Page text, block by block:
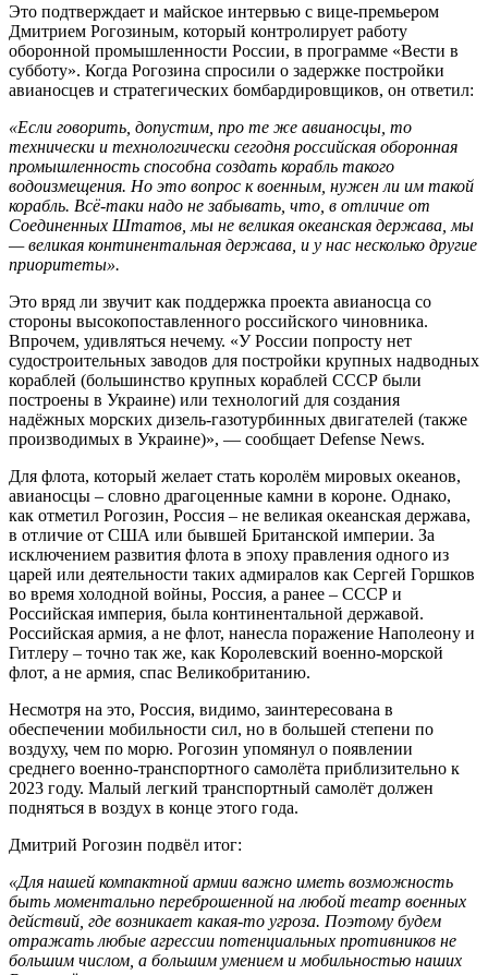
Это подтверждает и майское интервью с вице-премьером
Дмитрием Рогозиным, который контролирует работу
оборонной промышленности России, в программе «Вести в
субботу». Когда Рогозина спросили о задержке постройки
авианосцев и стратегических бомбардировщиков, он ответил:
«Если говорить, допустим, про те же авианосцы, то
технически и технологически сегодня российская оборонная
промышленность способна создать корабль такого
водоизмещения. Но это вопрос к военным, нужен ли им такой
корабль. Всё-таки надо не забывать, что, в отличие от
Соединенных Штатов, мы не великая океанская держава, мы
— великая континентальная держава, и у нас несколько другие
приоритеты».
Это вряд ли звучит как поддержка проекта авианосца со
стороны высокопоставленного российского чиновника.
Впрочем, удивляться нечему. «У России попросту нет
судостроительных заводов для постройки крупных надводных
кораблей (большинство крупных кораблей СССР были
построены в Украине) или технологий для создания
надёжных морских дизель-газотурбинных двигателей (также
производимых в Украине)», — сообщает Defense News.
Для флота, который желает стать королём мировых океанов,
авианосцы – словно драгоценные камни в короне. Однако,
как отметил Рогозин, Россия – не великая океанская держава,
в отличие от США или бывшей Британской империи. За
исключением развития флота в эпоху правления одного из
царей или деятельности таких адмиралов как Сергей Горшков
во время холодной войны, Россия, а ранее – СССР и
Российская империя, была континентальной державой.
Российская армия, а не флот, нанесла поражение Наполеону и
Гитлеру – точно так же, как Королевский военно-морской
флот, а не армия, спас Великобританию.
Несмотря на это, Россия, видимо, заинтересована в
обеспечении мобильности сил, но в большей степени по
воздуху, чем по морю. Рогозин упомянул о появлении
среднего военно-транспортного самолёта приблизительно к
2023 году. Малый легкий транспортный самолёт должен
подняться в воздух в конце этого года.
Дмитрий Рогозин подвёл итог:
«Для нашей компактной армии важно иметь возможность
быть моментально переброшенной на любой театр военных
действий, где возникает какая-то угроза. Поэтому будем
отражать любые агрессии потенциальных противников не
большим числом, а большим умением и мобильностью наших